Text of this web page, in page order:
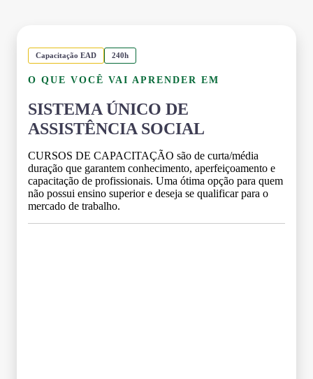
Capacitação EAD 240h
O QUE VOCÊ VAI APRENDER EM
SISTEMA ÚNICO DE
ASSISTÊNCIA SOCIAL
CURSOS DE CAPACITAÇÃO são de curta/média
duração que garantem conhecimento, aperfeiçoamento e
capacitação de profissionais. Uma ótima opção para quem
não possui ensino superior e deseja se qualificar para o
mercado de trabalho.